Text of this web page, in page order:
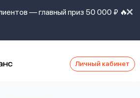
— главный приз 50 000 ₽ 🔥
Личный кабинет